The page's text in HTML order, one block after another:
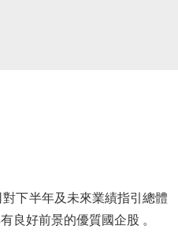
下半年及未來業績指引總體
良好前景的優質國企股 。